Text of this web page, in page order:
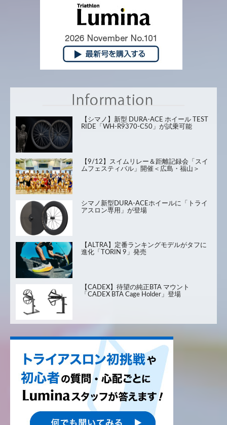
【シマノ】新型 DURA-ACE ホイール TEST
RIDE「WH-R9370-C50」が試乗可能
【9/12】スイムリレー＆距離記録会「スイ
ムフェスティバル」開催＜広島・福山＞
シマノ新型DURA-ACEホイールに「トライ
アスロン専用」が登場
【ALTRA】定番ランキングモデルがタフに
進化「TORIN 9」発売
【CADEX】待望の純正BTA マウント
「CADEX BTA Cage Holder」登場